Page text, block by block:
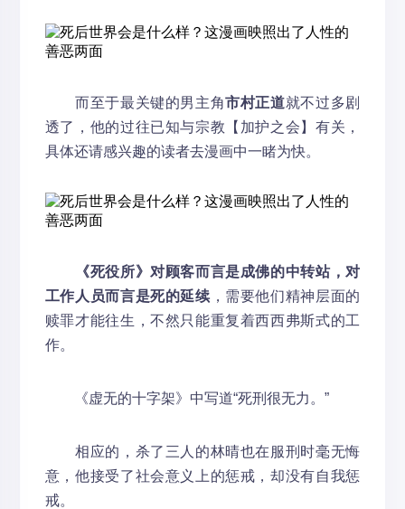
而至于最关键的男主角市村正道就不过多剧
透了，他的过往已知与宗教【加护之会】有关，
具体还请感兴趣的读者去漫画中一睹为快。
《死役所》对顾客而言是成佛的中转站，对
工作人员而言是死的延续 ，需要他们精神层面的
赎罪才能往生，不然只能重复着西西弗斯式的工
作。
《虚无的十字架》中写道“死刑很无力。”
相应的，杀了三人的林晴也在服刑时毫无悔
意，他接受了社会意义上的惩戒，却没有自我惩
戒。